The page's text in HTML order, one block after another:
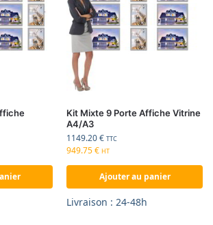
Kit Mixte 9 Porte Affiche Vitrine
A4/A3
1149.20€ TTC
949.75€ HT
Ajouter au panier
Livraison : 24-48h